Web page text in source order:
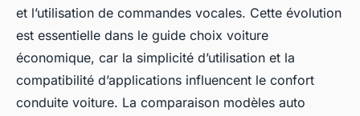
et l’utilisation de commandes vocales. Cette évolution
est essentielle dans le guide choix voiture
économique, car la simplicité d’utilisation et la
compatibilité d’applications influencent le confort
conduite voiture. La comparaison modèles auto